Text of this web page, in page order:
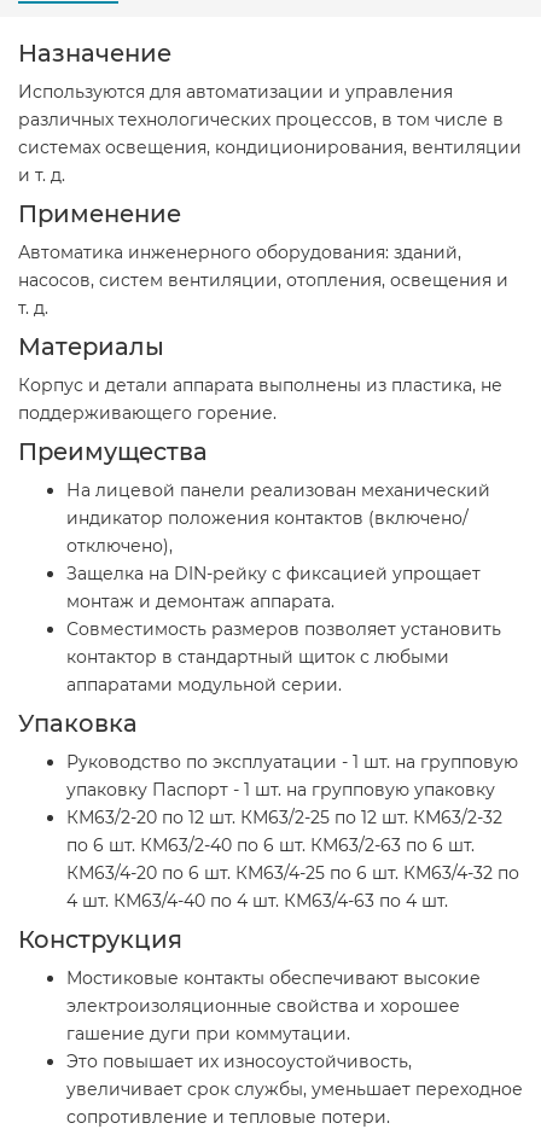
Назначение
Используются для автоматизации и управления
различных технологических процессов, в том числе в
системах освещения, кондиционирования, вентиляции
и т. д.
Применение
Автоматика инженерного оборудования: зданий,
насосов, систем вентиляции, отопления, освещения и
т. д.
Материалы
Корпус и детали аппарата выполнены из пластика, не
поддерживающего горение.
Преимущества
На лицевой панели реализован механический
индикатор положения контактов (включено/
отключено),
Защелка на DIN-рейку с фиксацией упрощает
монтаж и демонтаж аппарата.
Совместимость размеров позволяет установить
контактор в стандартный щиток с любыми
аппаратами модульной серии.
Упаковка
Руководство по эксплуатации - 1 шт. на групповую
упаковку Паспорт - 1 шт. на групповую упаковку
КМ63/2-20 по 12 шт. КМ63/2-25 по 12 шт. КМ63/2-32
по 6 шт. КМ63/2-40 по 6 шт. КМ63/2-63 по 6 шт.
КМ63/4-20 по 6 шт. КМ63/4-25 по 6 шт. КМ63/4-32 по
4 шт. КМ63/4-40 по 4 шт. КМ63/4-63 по 4 шт.
Конструкция
Мостиковые контакты обеспечивают высокие
электроизоляционные свойства и хорошее
гашение дуги при коммутации.
Это повышает их износоустойчивость,
увеличивает срок службы, уменьшает переходное
сопротивление и тепловые потери.